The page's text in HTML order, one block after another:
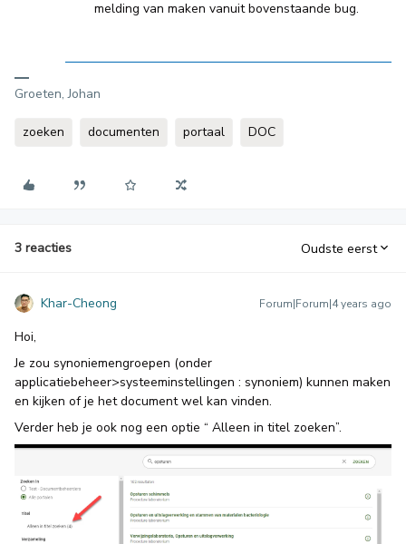
melding van maken vanuit bovenstaande bug.
Groeten, Johan
zoeken documenten portaal DOC
3 reacties Oudste eerst
Khar-Cheong Forum|Forum|4 years ago
Hoi,
Je zou synoniemengroepen (onder
applicatiebeheer>systeeminstellingen : synoniem) kunnen maken
en kijken of je het document wel kan vinden.
Verder heb je ook nog een optie “ Alleen in titel zoeken”.